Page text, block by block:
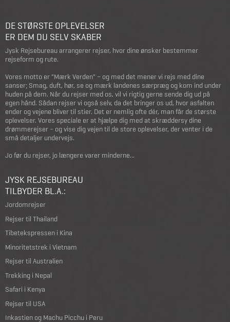
DE STØRSTE OPLEVELSER
ER DEM DU SELV SKABER
Jysk Rejsebureau arrangerer rejser, hvor dine ønsker bestemmer
rejseform og rute.
Vores motto er "Mærk Verden" – og med det mener vi rejs med dine
sanser; Smag, duft, hør, se og mærk landenes særpræg og kom ind under
huden på dem. Når du rejser med os, vil vi rigtig gerne sende dig ud på
egen hånd. Sådan rejser vi også selv, da det bringer os ud, hvor asfalten
ender og vejene bliver til stier. Det er nemlig ofte dér, man får de største
oplevelser. Vores speciale er at hjælpe dig med at skræddersy dine
drømmerejser – og vise dig vejen til de store oplevelser, der venter i de
små detaljer undervejs.
Jo før du rejser, jo længere varer minderne...
JYSK REJSEBUREAU
TILBYDER BL.A.:
Jordomrejser
Rejser til Thailand
Tibetekspressen i Kina
Minoritetstrek i Vietnam
Rejser til Australien
Trekking i Nepal
Safari i Kenya
Rejser til USA
Inkastien og Machu Picchu i Peru